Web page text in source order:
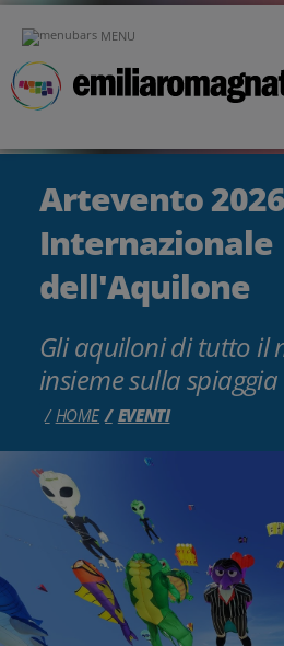
MENU
Artevento
Internazionale
dell'Aquilone
Gli aquiloni di tutto il
insieme sulla
HOME EVENTI